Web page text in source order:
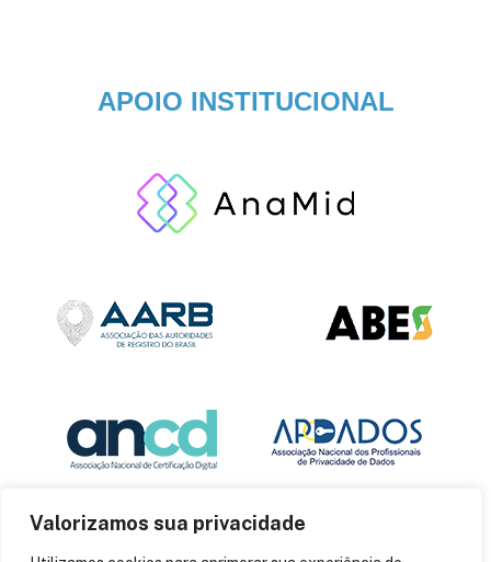
Valorizamos sua privacidade
APOIO INSTITUCIONAL